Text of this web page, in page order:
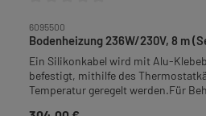
6095500
Bodenheizung 236W/230V, 8 m
Ein Silikonkabel wird mit Alu-
befestigt, mithilfe des
Temperatur geregelt werden.Für